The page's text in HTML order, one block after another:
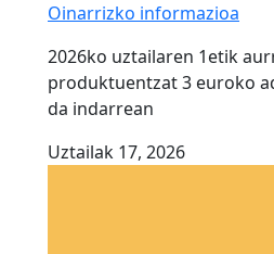
Oinarrizko informazioa
2026ko uztailaren 1etik
produktuentzat 3 euroko
da indarrean
Uztailak 17, 2026